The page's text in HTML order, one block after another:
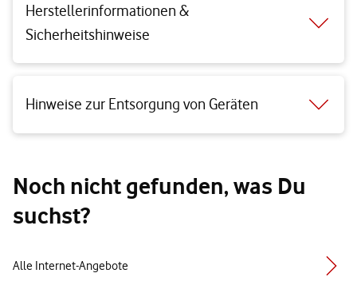
Herstellerinformationen &
Sicherheitshinweise
Hinweise zur Entsorgung von Geräten
Noch nicht gefunden, was Du
suchst?
Alle Internet-Angebote